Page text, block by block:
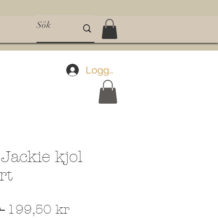
Logga in
kjol
Ordinarie
199,50 krReapris